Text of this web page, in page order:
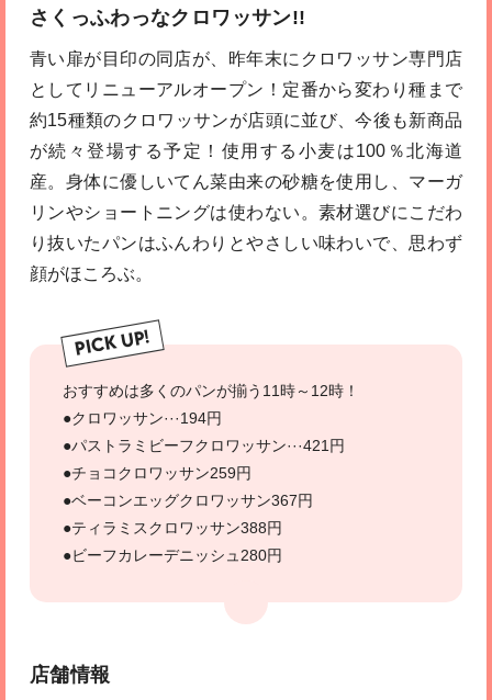
さくっふわっなクロワッサン!!
青い扉が目印の同店が、昨年末にクロワッサン専門店
としてリニューアルオープン！定番から変わり種まで
約15種類のクロワッサンが店頭に並び、今後も新商品
が続々登場する予定！使用する小麦は100％北海道
産。身体に優しいてん菜由来の砂糖を使用し、マーガ
リンやショートニングは使わない。素材選びにこだわ
り抜いたパンはふんわりとやさしい味わいで、思わず
顔がほころぶ。
PICK UP!
おすすめは多くのパンが揃う11時～12時！
●クロワッサン···194円
●パストラミビーフクロワッサン···421円
●チョコクロワッサン259円
●ベーコンエッグクロワッサン367円
●ティラミスクロワッサン388円
●ビーフカレーデニッシュ280円
店舗情報